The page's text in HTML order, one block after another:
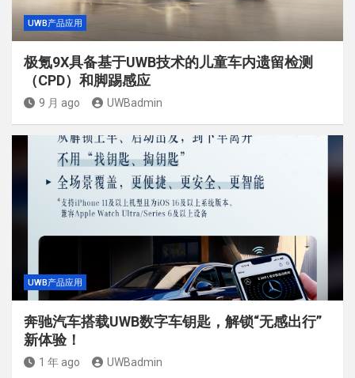
UWB产品应用
极氪9X具备基于UWB技术的儿童车内遗留检测
（CPD）和脚踢感应
9 月 ago UWBadmin
UWB产品应用
奔驰汽车搭载UWB数字车钥匙，解锁“无感出行”
新体验！
1 年 ago UWBadmin